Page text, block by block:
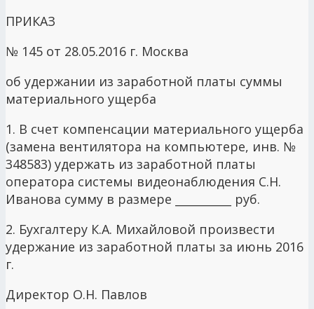
ПРИКАЗ
№ 145 от 28.05.2016 г. Москва
об удержании из заработной платы суммы
материального ущерба
1. В счет компенсации материального ущерба
(замена вентилятора на компьютере, инв. №
348583) удержать из заработной платы
оператора системы видеонаблюдения С.Н.
Иванова сумму в размере __________ руб.
2. Бухгалтеру К.А. Михайловой произвести
удержание из заработной платы за июнь 2016
г.
Директор О.Н. Павлов